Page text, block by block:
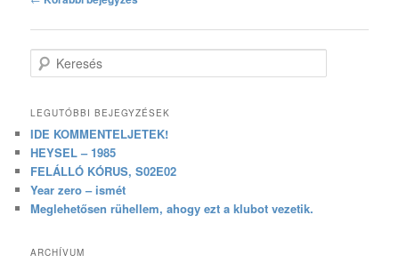
Keresés
LEGUTÓBBI BEJEGYZÉSEK
IDE KOMMENTELJETEK!
HEYSEL – 1985
FELÁLLÓ KÓRUS, S02E02
Year zero – ismét
Meglehetősen rühellem, ahogy ezt a klubot vezetik.
ARCHÍVUM